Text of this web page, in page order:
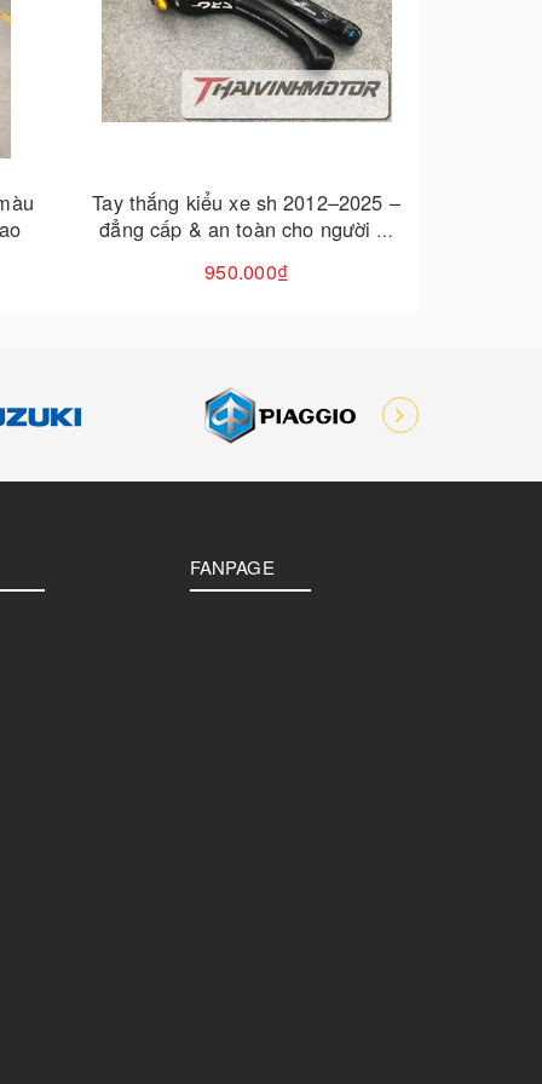
–
đi
Đèn trợ sáng xe máy t6
450.000₫650.000₫
Cho vào giỏ hàng
FANPAGE